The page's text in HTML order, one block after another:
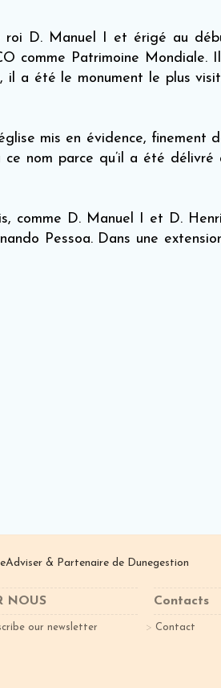
roi D. Manuel I et érigé au
comme Patrimoine Mondiale.
il a été le monument le plus
mis en évidence, finement
nom parce qu’il a été délivré
comme D. Manuel I et D.
Pessoa. Dans une
& Partenaire de Dunegestion
NOUS
our newsletter
Contacts
Contact